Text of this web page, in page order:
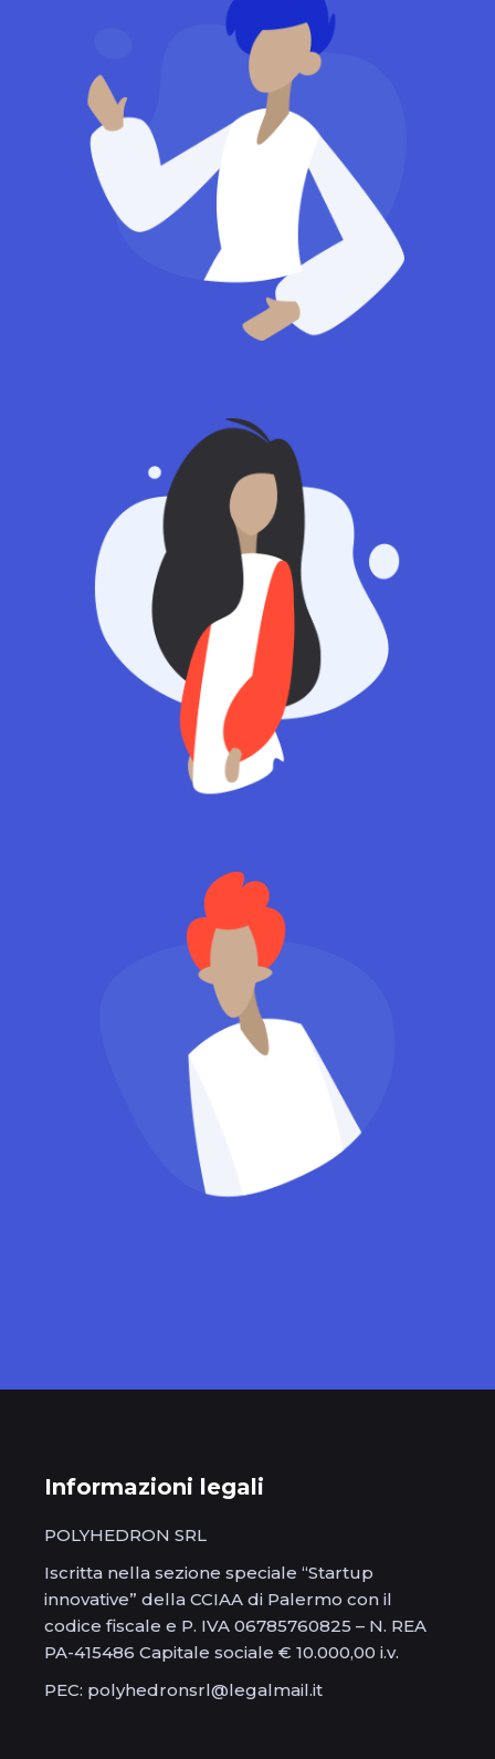
Owner
Lucas Walker
Manager
Chloe Thompson
Owner
William Smith
Informazioni legali
POLYHEDRON SRL
Iscritta nella sezione speciale “Startup
innovative” della CCIAA di Palermo con il
codice fiscale e P. IVA 06785760825 – N. REA
PA-415486 Capitale sociale € 10.000,00 i.v.
PEC: polyhedronsrl@legalmail.it